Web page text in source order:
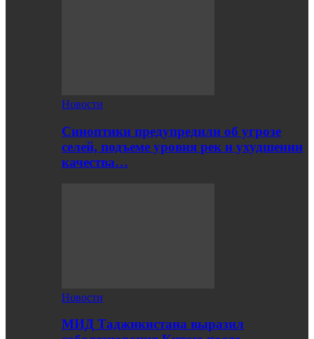
Новости
Синоптики предупредили об угрозе
селей, подъеме уровня рек и ухудшении
качества…
Новости
МИД Таджикистана выразил